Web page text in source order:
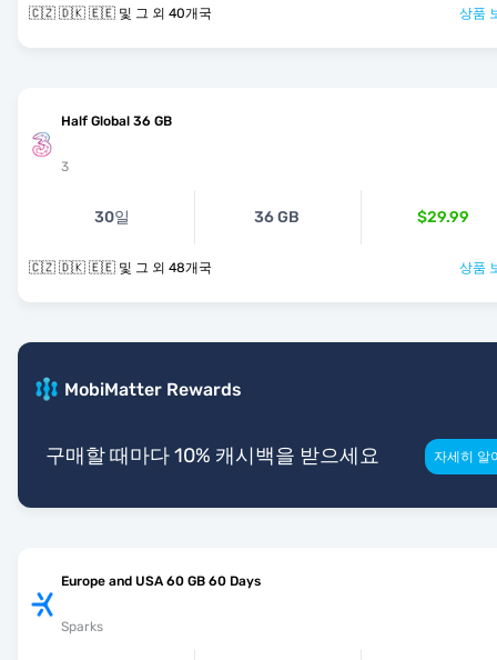
🇨🇿 🇩🇰 🇪🇪 및 그 외 40개국 상품
Half Global 36 GB
3
30일 36 GB $29.99
🇨🇿 🇩🇰 🇪🇪 및 그 외 48개국 상품
MobiMatter Rewards
구매할 때마다 10% 캐시백을 받으세요 자세히 알
Europe and USA 60 GB 60 Days
Sparks